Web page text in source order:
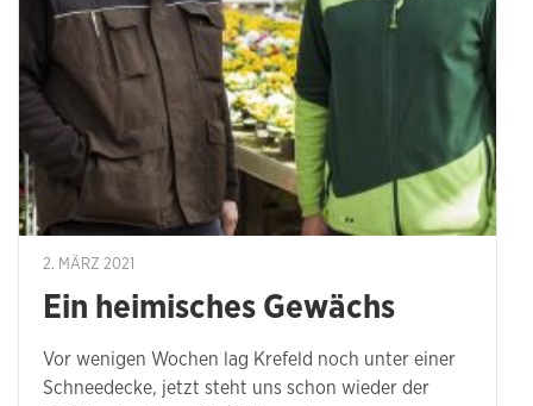
2. MÄRZ 2021
Ein heimisches Gewächs
Vor wenigen Wochen lag Krefeld noch unter einer
Schneedecke, jetzt steht uns schon wieder der